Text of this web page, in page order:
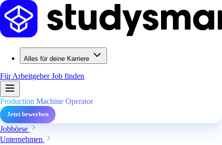
Alles für deine Karriere
Für ArbeitgeberJob finden
Production Machine Operator
Jetzt bewerben
Jobbörse
Unternehmen